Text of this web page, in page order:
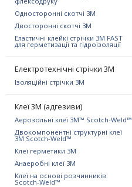
Односторонні скотчі 3М
Двосторонні скотчі 3М
Еластичні клейкі стрічки 3М FAST
для герметизації та гідроізоляції
Електротехнічні стрічки 3M
Ізоляційні стрічки 3М
Клеї 3М (адгезиви)
Аерозольні клеї 3M™ Scotch-Weld™
Двокомпонентні структурні клеї
3M Scotch-Weld™
Клеї герметики 3М
Анаеробні клеї 3М
Клеї на основі розчинників
Scotch-Weld™